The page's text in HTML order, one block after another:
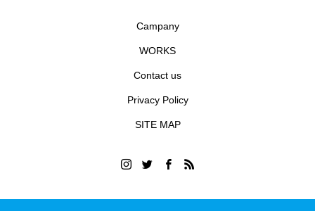
Campany
WORKS
Contact us
Privacy Policy
SITE MAP